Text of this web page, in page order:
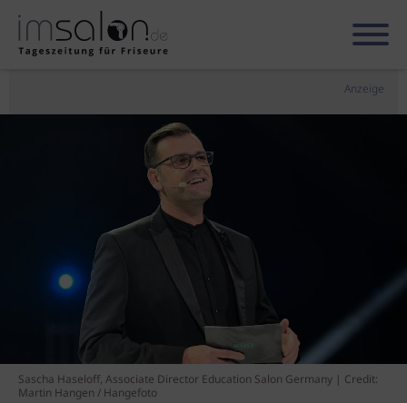
Anzeige
Sascha Haseloff, Associate Director Education Salon Germany | Credit:
Martin Hangen / Hangefoto